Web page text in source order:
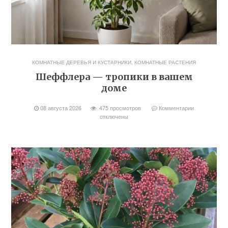
КОМНАТНЫЕ ДЕРЕВЬЯ И КУСТАРНИКИ КОМНАТНЫЕ РАСТЕНИЯ
Шеффлера — тропики в вашем
доме
08 августа 2026 475 просмотров
Комментарии
отключены